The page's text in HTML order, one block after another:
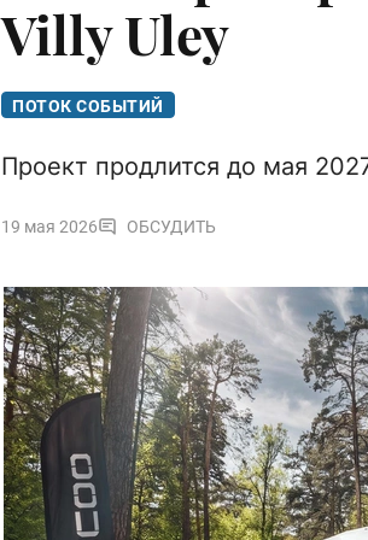
Villy Uley
ПОТОК СОБЫТИЙ
Проект продлится до мая
19 мая 2026 ОБСУДИТЬ